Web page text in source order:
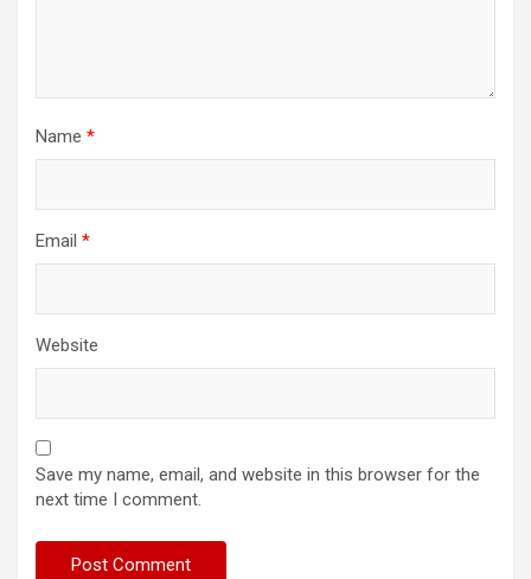
Name *
Email *
Website
Save my name, email, and website in this browser for the
next time I comment.